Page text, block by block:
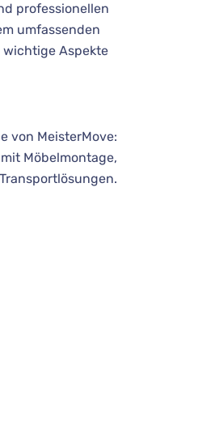
professionellen
umfassenden
wichtige Aspekte